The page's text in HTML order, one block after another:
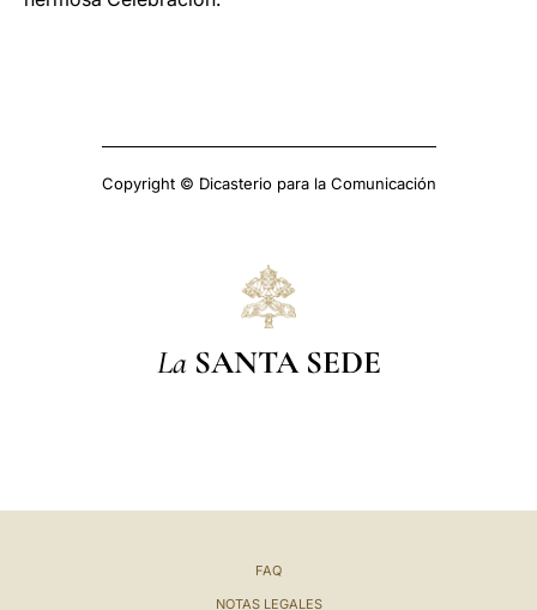
Copyright © Dicasterio para la Comunicación
La SANTA SEDE
FAQ
NOTAS LEGALES